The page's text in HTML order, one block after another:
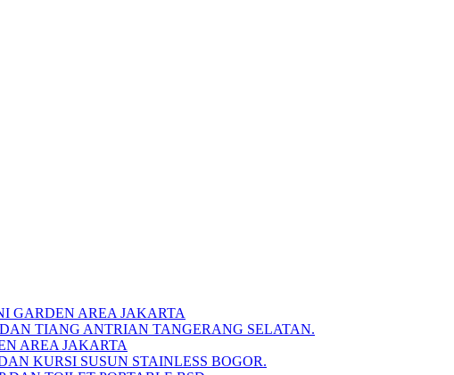
GARDEN AREA JAKARTA
TIANG ANTRIAN TANGERANG SELATAN.
AREA JAKARTA
KURSI SUSUN STAINLESS BOGOR.